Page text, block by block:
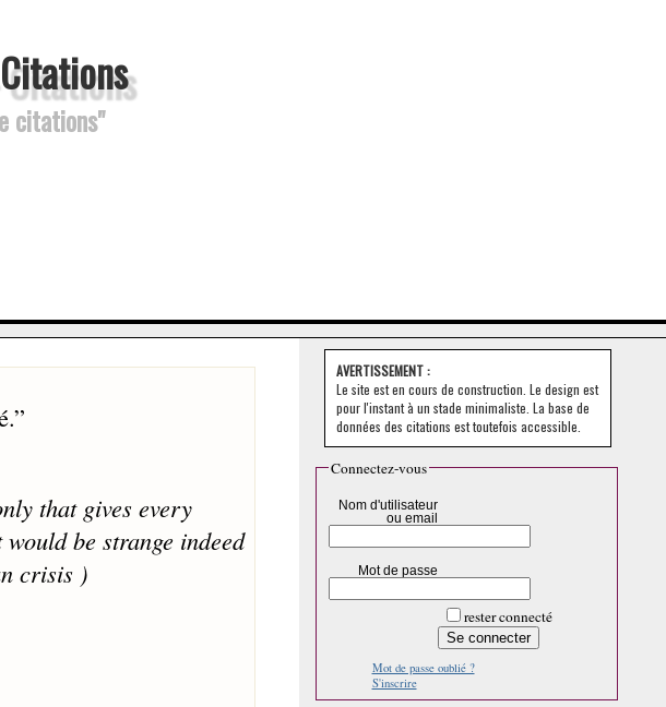
citations"
”
that gives every
be strange indeed
crisis )
AVERTISSEMENT :
Le site est en cours de construction. Le design est
pour l'instant à un stade minimaliste. La base de
données des citations est toutefois accessible.
Connectez-vous
Nom d'utilisateur
ou email
Mot de passe
rester connecté
Mot de passe oublié ?
S'inscrire